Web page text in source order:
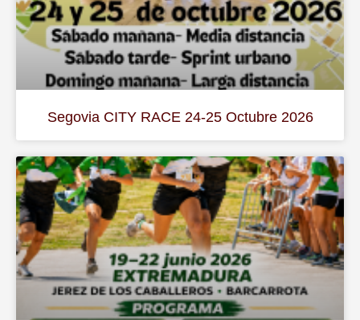
Segovia CITY RACE 24-25 Octubre 2026